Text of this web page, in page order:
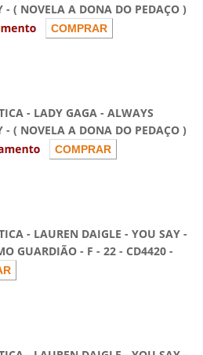
- ( NOVELA A DONA DO PEDAÇO )
- LADY GAGA - ALWAYS
- ( NOVELA A DONA DO PEDAÇO )
- LAUREN DAIGLE - YOU SAY -
GUARDIÃO - F - 22 - CD4420 -